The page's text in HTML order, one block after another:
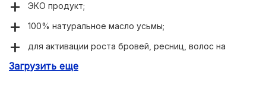
ЭКО продукт;
100% натуральное масло усьмы;
для активации роста бровей, ресниц, волос на
Загрузить еще